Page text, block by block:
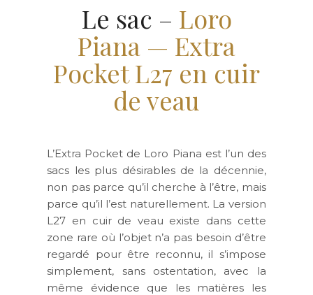
Le sac – Loro
Piana — Extra
Pocket L27 en cuir
de veau
L’Extra Pocket de Loro Piana est l’un des
sacs les plus désirables de la décennie,
non pas parce qu’il cherche à l’être, mais
parce qu’il l’est naturellement. La version
L27 en cuir de veau existe dans cette
zone rare où l’objet n’a pas besoin d’être
regardé pour être reconnu, il s’impose
simplement, sans ostentation, avec la
même évidence que les matières les